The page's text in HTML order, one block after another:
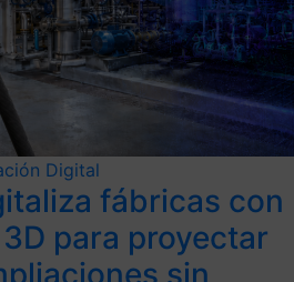
Digital
fábricas con
para proyectar
sin